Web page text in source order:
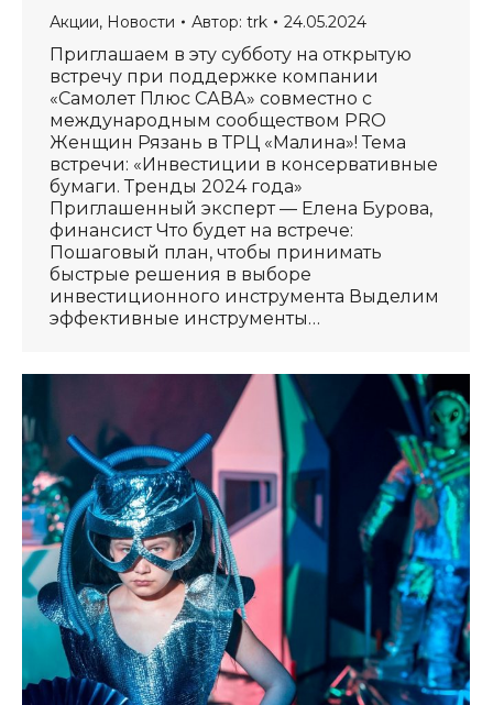
Акции, Новости Автор: trk 24.05.2024
Приглашаем в эту субботу на открытую
встречу при поддержке компании
«Самолет Плюс САВА» совместно с
международным сообществом PRO
Женщин Рязань в ТРЦ «Малина»! Тема
встречи: «Инвестиции в консервативные
бумаги. Тренды 2024 года»
Приглашенный эксперт — Елена Бурова,
финансист Что будет на встрече:
Пошаговый план, чтобы принимать
быстрые решения в выборе
инвестиционного инструмента Выделим
эффективные инструменты…